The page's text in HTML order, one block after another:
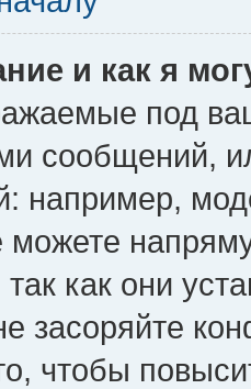
и как я
под
сообщений,
например,
как они
засоряйте
чтобы